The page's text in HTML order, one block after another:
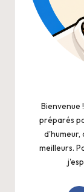
Bienvenue
préparés
d'humeur,
meilleurs.